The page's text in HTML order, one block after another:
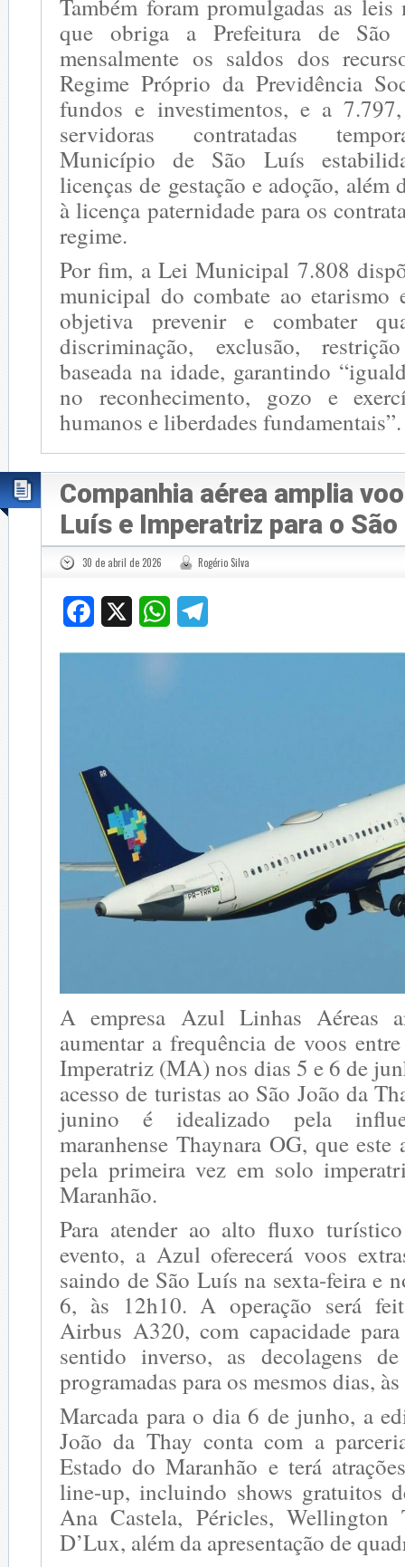
Também foram promulgadas as
que obriga a Prefeitura de
mensalmente os saldos dos
Regime Próprio da Previdência
fundos e investimentos, e a
servidoras contratadas
Município de São Luís
licenças de gestação e adoção,
à licença paternidade para os
regime.
Por fim, a Lei Municipal 7.808
municipal do combate ao etarismo
objetiva prevenir e combater
discriminação, exclusão,
baseada na idade, garantindo
no reconhecimento, gozo e
humanos e liberdades fundamentais”.
Companhia aérea amplia
Luís e Imperatriz para o
30 de abril de 2026 Rogério Silva
Facebook WhatsApp
A empresa Azul Linhas Aéreas
aumentar a frequência de voos
Imperatriz (MA) nos dias 5 e 6 de
acesso de turistas ao São João da
junino é idealizado pela
maranhense Thaynara OG, que este
pela primeira vez em solo
Maranhão.
Para atender ao alto fluxo
evento, a Azul oferecerá voos
saindo de São Luís na sexta-feira e
6, às 12h10. A operação será
Airbus A320, com capacidade
sentido inverso, as decolagens
programadas para os mesmos dias,
Marcada para o dia 6 de junho, a
João da Thay conta com a
Estado do Maranhão e terá
line-up, incluindo shows gratuitos
Ana Castela, Péricles, Wellington
D’Lux, além da apresentação de